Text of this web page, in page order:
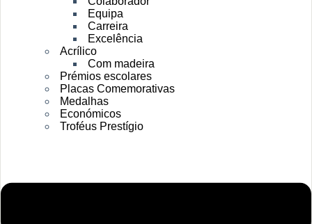
Equipa
Carreira
Excelência
Acrílico
Com madeira
Prémios escolares
Placas Comemorativas
Medalhas
Económicos
Troféus Prestígio